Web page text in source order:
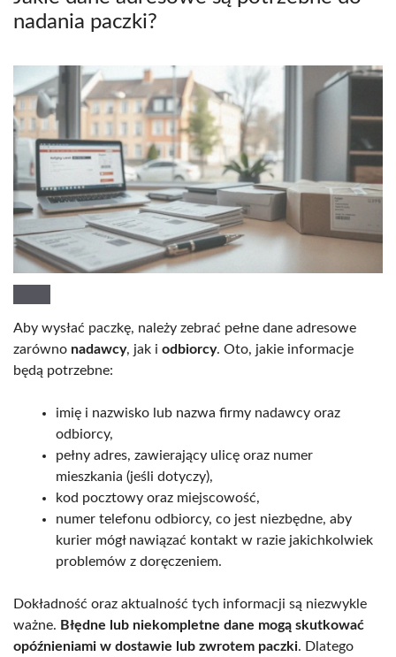
nadania paczki?
Aby wysłać paczkę, należy zebrać pełne dane adresowe
zarówno nadawcy, jak i odbiorcy. Oto, jakie informacje
będą potrzebne:
imię i nazwisko lub nazwa firmy nadawcy oraz
odbiorcy,
pełny adres, zawierający ulicę oraz numer
mieszkania (jeśli dotyczy),
kod pocztowy oraz miejscowość,
numer telefonu odbiorcy, co jest niezbędne, aby
kurier mógł nawiązać kontakt w razie jakichkolwiek
problemów z doręczeniem.
Dokładność oraz aktualność tych informacji są niezwykle
ważne. Błędne lub niekompletne dane mogą skutkować
opóźnieniami w dostawie lub zwrotem paczki. Dlatego